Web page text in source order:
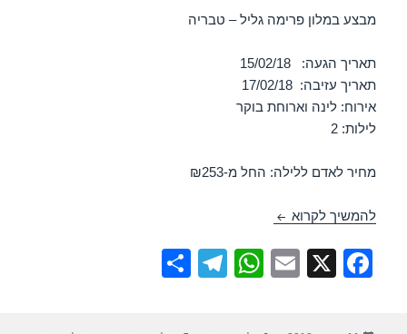
מבצע במלון פרימה גליל – טבריה
תאריך הגעה: 15/02/18
תאריך עזיבה: 17/02/18
אירוח: לינה וארוחת בוקר
לילות: 2
מחיר לאדם ללילה: החל מ-₪253
להמשיך לקרוא חופשה במלון פרימה גליל – טבריה 15/02/2018
F
X
E
W
T